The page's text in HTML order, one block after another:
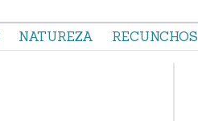
NATUREZA RECUNCHOS